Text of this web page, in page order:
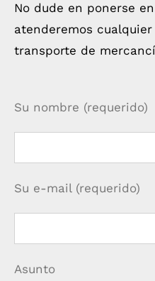
No dude en ponerse
atenderemos
transporte de
Su nombre (requerido)
Su e-mail (requerido)
Asunto